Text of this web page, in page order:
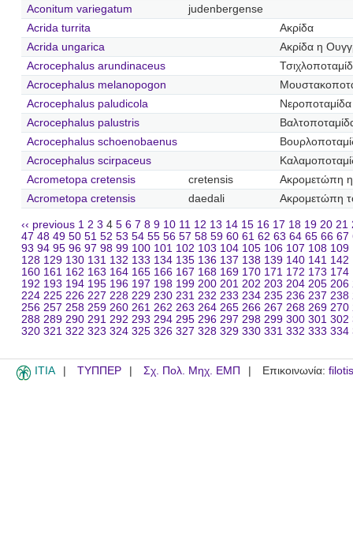
Aconitum variegatum
judenbergense
Acrida turrita
Ακρίδα
Acrida ungarica
Ακρίδα η
Acrocephalus arundinaceus
Acrocephalus melanopogon
Acrocephalus paludicola
Νεροποταμίδα
Acrocephalus palustris
Acrocephalus schoenobaenus
Acrocephalus scirpaceus
Acrometopa cretensis
cretensis
Ακρομετώπη η
Acrometopa cretensis
daedali Ακρομετώπη
‹‹ previous 1 2 3 4 5 6 7 8 9 10 11 12 13 14 15 16 17 18 19 20 21
47 48 49 50 51 52 53 54 55 56 57 58 59 60 61 62 63 64 65 66 67
93 94 95 96 97 98 99 100 101 102 103 104 105 106 107 108 109
128 129 130 131 132 133 134 135 136 137 138 139 140 141 142
160 161 162 163 164 165 166 167 168 169 170 171 172 173 174
192 193 194 195 196 197 198 199 200 201 202 203 204 205 206
224 225 226 227 228 229 230 231 232 233 234 235 236 237 238
256 257 258 259 260 261 262 263 264 265 266 267 268 269 270
288 289 290 291 292 293 294 295 296 297 298 299 300 301 302
320 321 322 323 324 325 326 327 328 329 330 331 332 333 334
ITIA ΤΥΠΠΕΡ Σχ. Πολ. Μηχ. ΕΜΠ Επικοινωνία: